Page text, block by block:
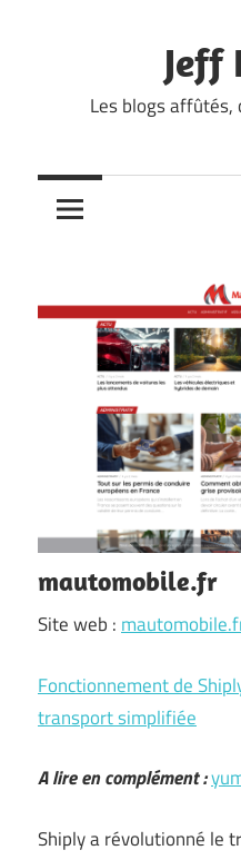
Jeff
Les blogs affûtés,
mautomobile.fr
Site web :
Fonctionnement de
transport simplifiée
A lire en complément :
Shiply a révolutionné le